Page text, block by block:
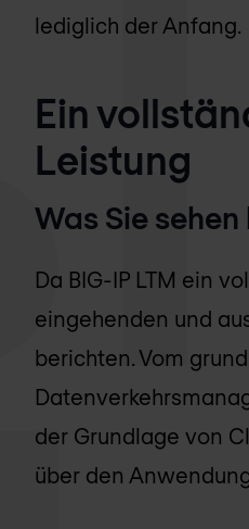
lediglich der Anfang.
Ein
Leistung
Was Sie
Da BIG-IP LTM ein
eingehenden und
berichten. Vom
der Grundlage von
über den